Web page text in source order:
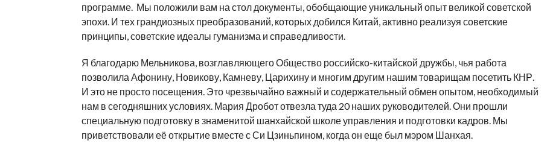
программе. Мы положили вам на стол документы, обобщающие уникальный опыт великой советской
эпохи. И тех грандиозных преобразований, которых добился Китай, активно реализуя советские
принципы, советские идеалы гуманизма и справедливости.
Я благодарю Мельникова, возглавляющего Общество российско-китайской дружбы, чья работа
позволила Афонину, Новикову, Камневу, Царихину и многим другим нашим товарищам посетить КНР.
И это не просто посещения. Это чрезвычайно важный и содержательный обмен опытом, необходимый
нам в сегодняшних условиях. Мария Дробот отвезла туда 20 наших руководителей. Они прошли
специальную подготовку в знаменитой шанхайской школе управления и подготовки кадров. Мы
приветствовали её открытие вместе с Си Цзиньпином, когда он еще был мэром Шанхая.